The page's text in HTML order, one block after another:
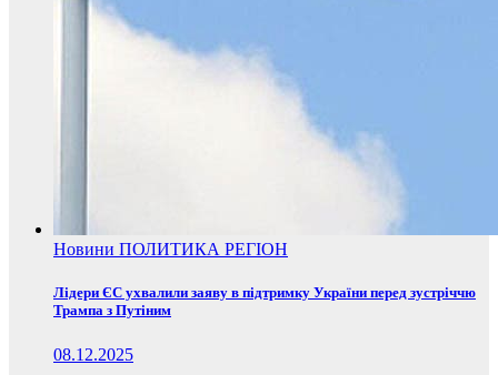
Новини ПОЛИТИКА РЕГІОН
Лідери ЄС ухвалили заяву в підтримку України перед зустріччю
Трампа з Путіним
08.12.2025